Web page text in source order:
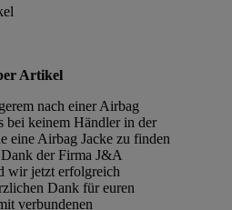
Artikel
nach einer Airbag
bei keinem Händler in der
eine Airbag Jacke zu finden
der Firma J&A
wir jetzt erfolgreich
Dank für euren
verbundenen